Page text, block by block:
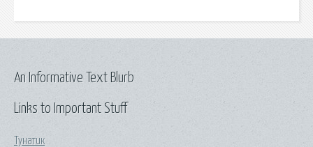
Links to Important Stuff
Тунатик
An Informative Text Blurb